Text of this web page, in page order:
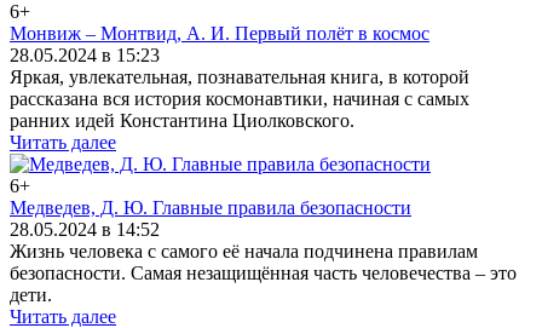
6+
Монвиж – Монтвид, А. И. Первый полёт в космос
28.05.2024 в 15:23
Яркая, увлекательная, познавательная книга, в которой
рассказана вся история космонавтики, начиная с самых
ранних идей Константина Циолковского.
Читать далее
6+
Медведев, Д. Ю. Главные правила безопасности
28.05.2024 в 14:52
Жизнь человека с самого её начала подчинена правилам
безопасности. Самая незащищённая часть человечества – это
дети.
Читать далее